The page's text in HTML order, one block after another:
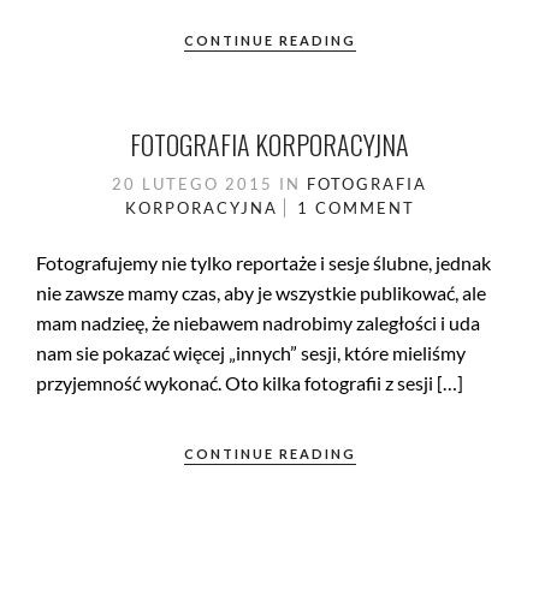
CONTINUE READING
FOTOGRAFIA KORPORACYJNA
20 LUTEGO 2015 IN FOTOGRAFIA
KORPORACYJNA
1 COMMENT
Fotografujemy nie tylko reportaże i sesje ślubne, jednak
nie zawsze mamy czas, aby je wszystkie publikować, ale
mam nadzieę, że niebawem nadrobimy zaległości i uda
nam sie pokazać więcej „innych” sesji, które mieliśmy
przyjemność wykonać. Oto kilka fotografii z sesji […]
CONTINUE READING